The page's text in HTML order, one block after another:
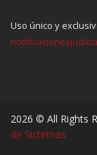
Uso único y
2026 © All Rights
de Sistemas